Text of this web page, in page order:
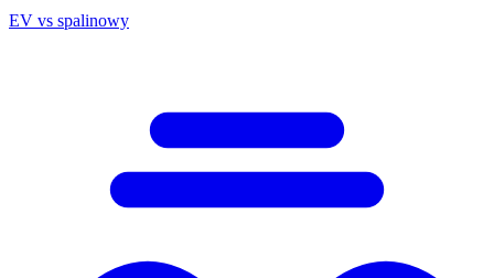
EV vs spalinowy